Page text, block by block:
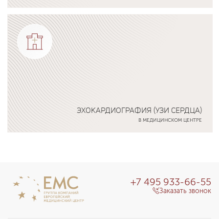
Мигрень: общие сведения
Мигрень — неврологическое нарушение, которое
проявляется выраженной головной болью
распирающего или пульсирующего характера. Как
правило, боль локализуется с одной стороны головы,
но может отмечаться и в области затылка. Патология
часто сопровождается другими симптомами, в том
числе:
тошнотой и рвотой;
увеличенной чувствительностью к свету и звуковым
максимальна в возрасте 35–40 лет. После 50 лет у
большинства пациентов приступы становятся короче
и легче, иногда заболевание проходит полностью без
Подробнее о программе
ЭХОКАРДИОГРАФИЯ (УЗИ СЕРДЦА)
В МЕДИЦИНСКОМ ЦЕНТРЕ
+7 495 933-66-55
Заказать звонок